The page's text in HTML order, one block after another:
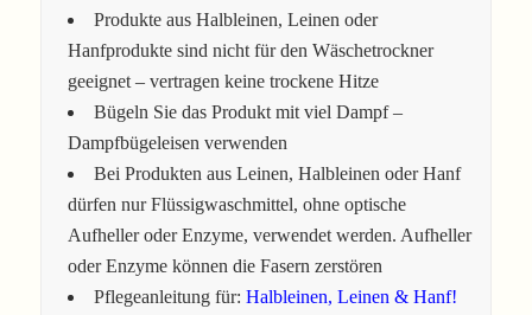
Produkte aus Halbleinen, Leinen oder
Hanfprodukte sind nicht für den Wäschetrockner
geeignet – vertragen keine trockene Hitze
Bügeln Sie das Produkt mit viel Dampf –
Dampfbügeleisen verwenden
Bei Produkten aus Leinen, Halbleinen oder Hanf
dürfen nur Flüssigwaschmittel, ohne optische
Aufheller oder Enzyme, verwendet werden. Aufheller
oder Enzyme können die Fasern zerstören
Pflegeanleitung für: Halbleinen, Leinen & Hanf!